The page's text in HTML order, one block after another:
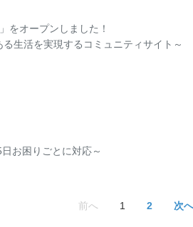
をオープンしました！
生活を実現するコミュニティサイト～
お困りごとに対応～
前へ 1 2 次へ